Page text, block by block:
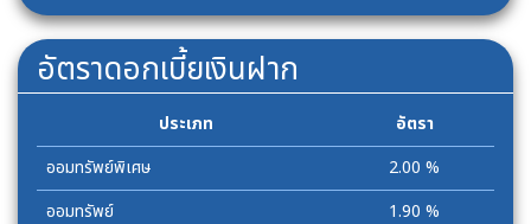
อัตราดอกเบี้ยเงินฝาก
ประเภท
อัตรา
ออมทรัพย์พิเศษ
2.00 %
ออมทรัพย์
1.90 %